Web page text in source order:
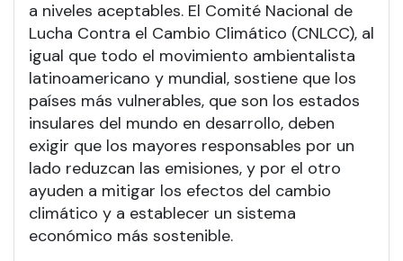
a niveles aceptables. El Comité Nacional de
Lucha Contra el Cambio Climático (CNLCC), al
igual que todo el movimiento ambientalista
latinoamericano y mundial, sostiene que los
países más vulnerables, que son los estados
insulares del mundo en desarrollo, deben
exigir que los mayores responsables por un
lado reduzcan las emisiones, y por el otro
ayuden a mitigar los efectos del cambio
climático y a establecer un sistema
económico más sostenible.